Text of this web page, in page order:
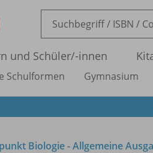
und Schüler/-innen
Schulformen Gymnasium
Biologie - Allgemeine